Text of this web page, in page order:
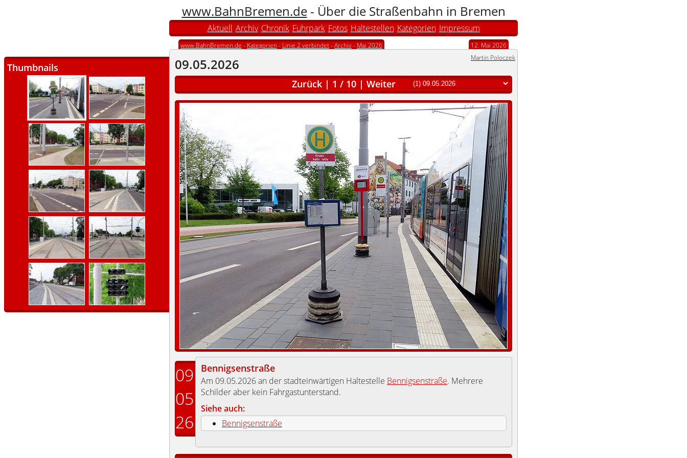
www.BahnBremen.de- Über die Straßenbahn in Bremen
Aktuell Archiv Chronik Fuhrpark Fotos Haltestellen Kategorien Impressum
Thumbnails
www.BahnBremen.de - Kategorien - Linie 2 verbindet-Archiv- Mai 2026 12. Mai 2026
09.05.2026 Martin Poloczek
Zurück | 1 / 10 | Weiter
09
05
26
Bennigsenstraße
Am 09.05.2026 an der stadteinwärtigen Haltestelle Bennigsenstraße. Mehrere
Schilder aber kein Fahrgastunterstand.
Siehe auch:
Bennigsenstraße